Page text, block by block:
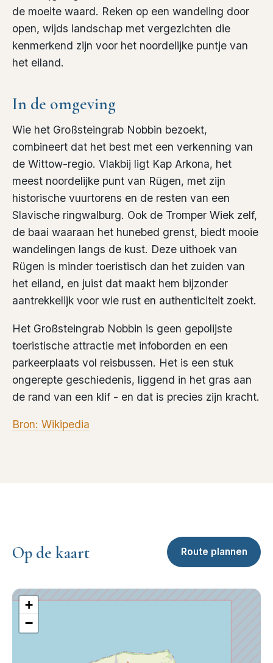
de moeite waard. Reken op een wandeling door
open, wijds landschap met vergezichten die
kenmerkend zijn voor het noordelijke puntje van
het eiland.
In de omgeving
Wie het Großsteingrab Nobbin bezoekt,
combineert dat het best met een verkenning van
de Wittow-regio. Vlakbij ligt Kap Arkona, het
meest noordelijke punt van Rügen, met zijn
historische vuurtorens en de resten van een
Slavische ringwalburg. Ook de Tromper Wiek zelf,
de baai waaraan het hunebed grenst, biedt mooie
wandelingen langs de kust. Deze uithoek van
Rügen is minder toeristisch dan het zuiden van
het eiland, en juist dat maakt hem bijzonder
aantrekkelijk voor wie rust en authenticiteit zoekt.
Het Großsteingrab Nobbin is geen gepolijste
toeristische attractie met infoborden en een
parkeerplaats vol reisbussen. Het is een stuk
ongerepte geschiedenis, liggend in het gras aan
de rand van een klif - en dat is precies zijn kracht.
Bron: Wikipedia
Op de kaart Route plannen
+
−